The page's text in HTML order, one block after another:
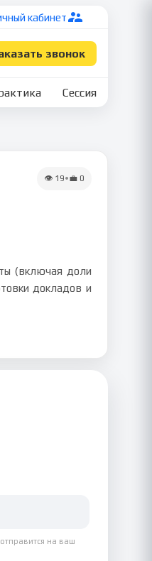
кабинет
звонок
Сессия
👁 19•💼 0
(включая доли
докладов и
на ваш